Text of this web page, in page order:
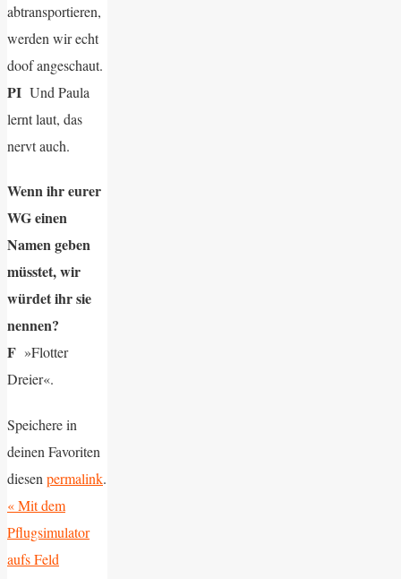
abtransportieren,
werden wir echt
doof angeschaut.
PI Und Paula
lernt laut, das
nervt auch.
Wenn ihr eurer
WG einen
Namen geben
müsstet, wir
würdet ihr sie
nennen?
F »Flotter
Dreier«.
Speichere in
deinen Favoriten
diesen permalink.
«Mit dem
Pflugsimulator
aufs Feld